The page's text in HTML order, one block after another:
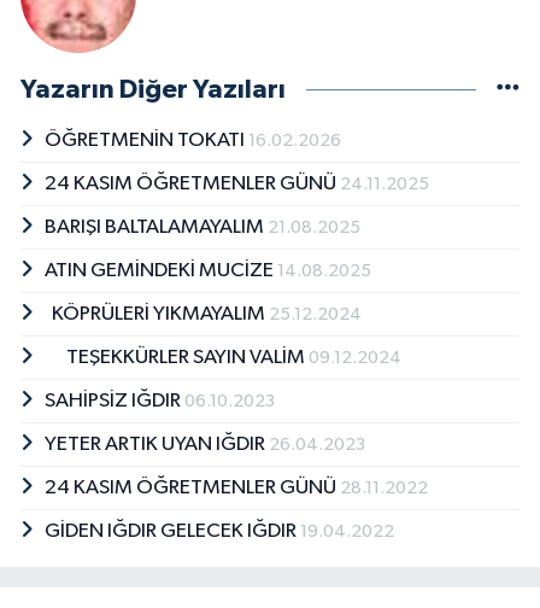
Yazarın Diğer Yazıları
ÖĞRETMENİN TOKATI 16.02.2026
24 KASIM ÖĞRETMENLER GÜNÜ 24.11.2025
BARIŞI BALTALAMAYALIM 21.08.2025
ATIN GEMİNDEKİ MUCİZE 14.08.2025
KÖPRÜLERİ YIKMAYALIM 25.12.2024
TEŞEKKÜRLER SAYIN VALİM 09.12.2024
SAHİPSİZ IĞDIR 06.10.2023
YETER ARTIK UYAN IĞDIR 26.04.2023
24 KASIM ÖĞRETMENLER GÜNÜ 28.11.2022
GİDEN IĞDIR GELECEK IĞDIR 19.04.2022